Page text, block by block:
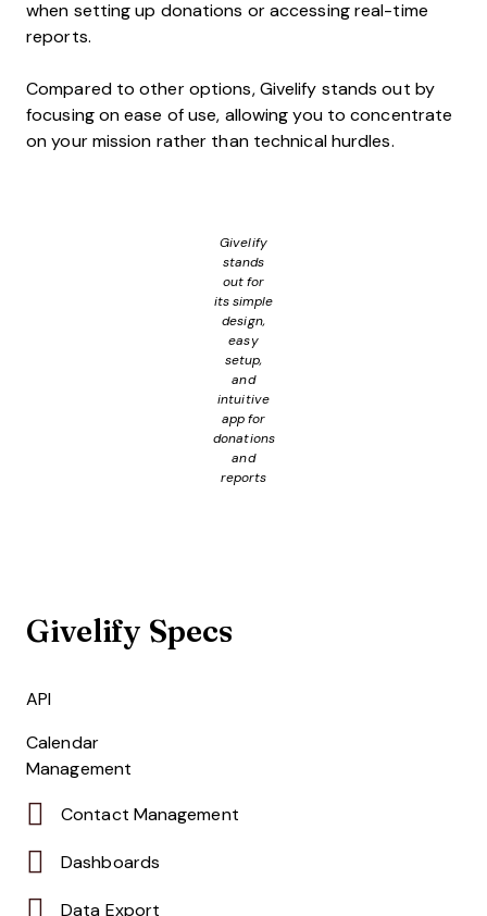
when setting up donations or accessing real-time
reports.
Compared to other options, Givelify stands out by
focusing on ease of use, allowing you to concentrate
on your mission rather than technical hurdles.
Givelify
stands
out for
its simple
design,
easy
setup,
and
intuitive
app for
donations
and
reports
Givelify Specs
API
Calendar
Management
Contact Management
Dashboards
Data Export